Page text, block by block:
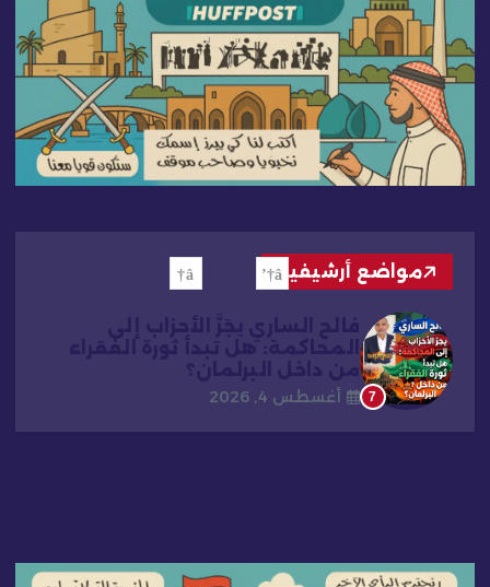
مواضع أرشيفية
7 أغسطس 4, 2026